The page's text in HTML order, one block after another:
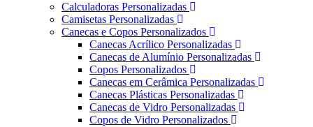
Calculadoras Personalizadas
Camisetas Personalizadas
Canecas e Copos Personalizados
Canecas Acrílico Personalizadas
Canecas de Alumínio Personalizadas
Copos Personalizados
Canecas em Cerâmica Personalizadas
Canecas Plásticas Personalizadas
Canecas de Vidro Personalizadas
Copos de Vidro Personalizados